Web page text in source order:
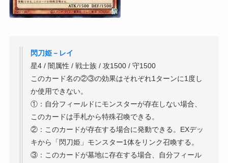
閃刀姫－レイ
星4 / 闇属性 / 戦士族 / 攻1500 / 守1500
このカード名の②③の効果はそれぞれ1ターンに1度し
か使用できない。
①：自分フィールドにモンスターが存在しない場合、
このカードは手札から特殊召喚できる。
②：このカードが存在する場合に発動できる。EXデッ
キから「閃刀姫」モンスター1体をリンク召喚する。
③：このカードが墓地に存在する場合、自分フィール